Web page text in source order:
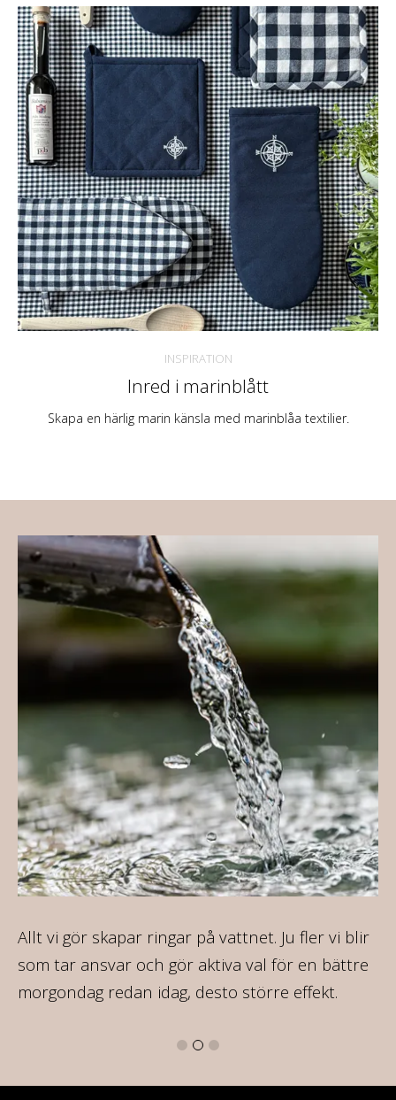
INSPIRATION
Inred i marinblått
Skapa en härlig marin känsla med marinblåa textilier.
Allt vi gör skapar ringar på vattnet. Ju fler vi blir
som tar ansvar och gör aktiva val för en bättre
morgondag redan idag, desto större effekt.